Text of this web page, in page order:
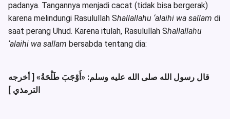
padanya. Tangannya menjadi cacat (tidak bisa bergerak)
karena melindungi Rasulullah Shallallahu ‘alaihi wa sallam di
saat perang Uhud. Karena itulah, Rasulullah Shallallahu
‘alaihi wa sallam bersabda tentang dia:
قال رسول الله صلى الله عليه وسلم: «أَوْجَبَ طَلْحَةُ» [ أخرجه
الترمذي ]